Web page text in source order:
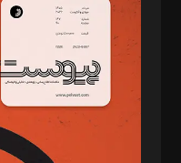
دبیر تحریریه: میثم قاسمی
د‌بیر ناداستان: سمانه سمیع
د‌بیر خدمت و تجارت: ابوالفضل
د‌بیر حقوق فناوری:
د‌بیر پیوست جهان: مینا پاکدل
د‌بیر تحریریه آنلاین: بابک نقاش